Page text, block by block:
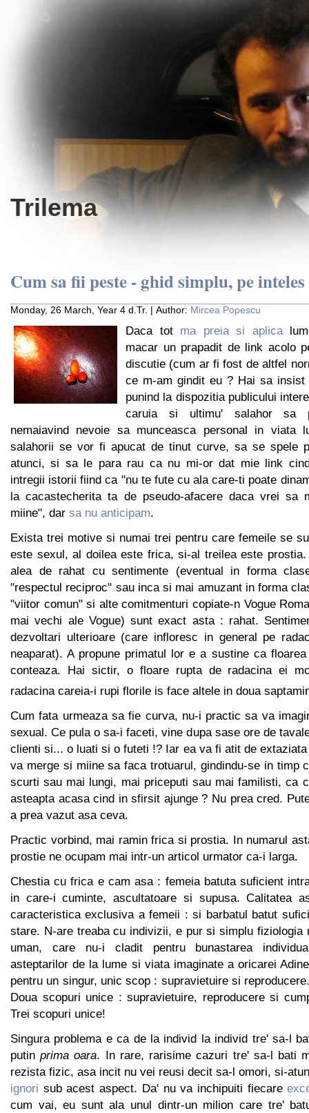
Trilema
Cum sa fii peste - ghid simplu, pe
Monday, 26 March, Year 4 d.Tr. | Author: Mircea Popescu
Daca tot ma preia si aplica
macar un prapadit de link acolo
discutie (cum ar fi fost de altfel
ce m-am gindit eu ? Hai sa insist
punind la dispozitia publicului
caruia si ultimu' salahor sa
nemaiavind nevoie sa munceasca personal in
salahorii se vor fi apucat de tinut curve, sa se spele
atunci, si sa le para rau ca nu mi-or dat mie link
intregii istorii fiind ca "nu te fute cu ala care-ti poate
la cacastecherita ta de pseudo-afacere daca vrei sa
miine", dar sa nu anticipam.
Exista trei motive si numai trei pentru care femeile se
este sexul, al doilea este frica, si-al treilea este prostia.
alea de rahat cu sentimente (eventual in forma
"respectul reciproc" sau inca si mai amuzant in forma
"viitor comun" si alte comitmenturi copiate-n Vogue
mai vechi ale Vogue) sunt exact asta : rahat.
dezvoltari ulterioare (care infloresc in general pe
neaparat). A propune primatul lor e a sustine ca
conteaza. Hai sictir, o floare rupta de radacina ei
radacina careia-i rupi florile is face altele in doua
Cum fata urmeaza sa fie curva, nu-i practic sa va
sexual. Ce pula o sa-i faceti, vine dupa sase ore de
clienti si... o luati si o futeti !? Iar ea va fi atit de
va merge si miine sa faca trotuarul, gindindu-se in timp
scurti sau mai lungi, mai priceputi sau mai familisti, ca
asteapta acasa cind in sfirsit ajunge ? Nu prea cred.
a prea vazut asa ceva.
Practic vorbind, mai ramin frica si prostia. In numarul
prostie ne ocupam mai intr-un articol urmator ca-i larga.
Chestia cu frica e cam asa : femeia batuta suficient
in care-i cuminte, ascultatoare si supusa. Calitatea
caracteristica exclusiva a femeii : si barbatul batut
stare. N-are treaba cu indivizii, e pur si simplu fiziologia
uman, care nu-i cladit pentru bunastarea
asteptarilor de la lume si viata imaginate a oricarei
pentru un singur, unic scop : supravietuire si
Doua scopuri unice : supravietuire, reproducere si
Trei scopuri unice!
Singura problema e ca de la individ la individ tre' sa-l
putinprima oara. In rare, rarisime cazuri tre' sa-l bati
rezista fizic, asa incit nu vei reusi decit sa-l omori, si-
ignori sub acest aspect. Da' nu va inchipuiti fiecare
cum vai, eu sunt ala unul dintr-un milion care tre'